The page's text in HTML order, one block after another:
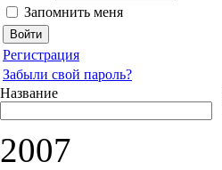
Запомнить меня
Регистрация
Забыли свой пароль?
Название
2007